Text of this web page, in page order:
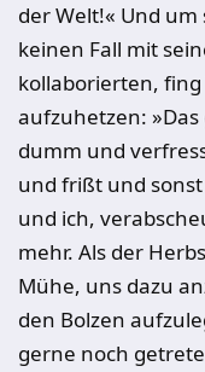
der Welt!« Und
keinen Fall mit
kollaborierten, fing
aufzuhetzen:
dumm und
und frißt und
und ich,
mehr. Als der
Mühe, uns dazu
den Bolzen
gerne noch